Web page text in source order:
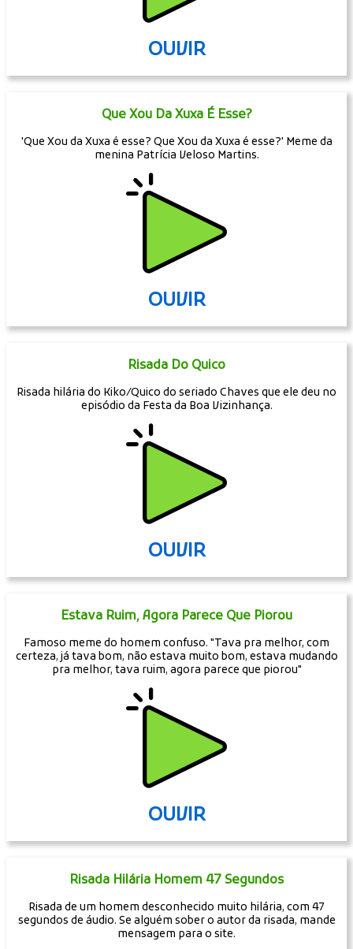
OUVIR
Que Xou Da Xuxa É Esse?
'Que Xou da Xuxa é esse? Que Xou da Xuxa é esse?' Meme da
menina Patrícia Veloso Martins.
OUVIR
Risada Do Quico
Risada hilária do Kiko/Quico do seriado Chaves que ele deu no
episódio da Festa da Boa Vizinhança.
OUVIR
Estava Ruim, Agora Parece Que Piorou
Famoso meme do homem confuso. "Tava pra melhor, com
certeza, já tava bom, não estava muito bom, estava mudando
pra melhor, tava ruim, agora parece que piorou"
OUVIR
Risada Hilária Homem 47 Segundos
Risada de um homem desconhecido muito hilária, com 47
segundos de áudio. Se alguém sober o autor da risada, mande
mensagem para o site.